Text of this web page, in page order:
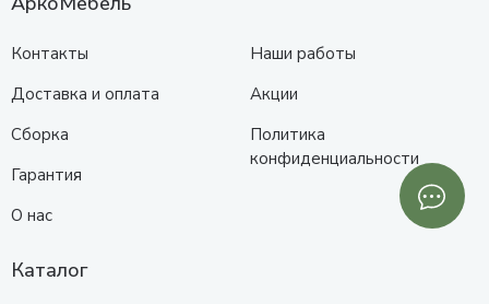
Контакты
Доставка и оплата
Сборка
Гарантия
О нас
Наши работы
Акции
Политика
конфиденциальности
Каталог